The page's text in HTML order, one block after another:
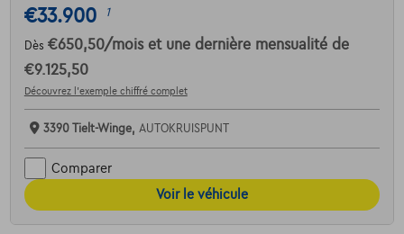
€33.900 1
Dès €650,50/mois et une dernière mensualité de
€9.125,50
Découvrez l’exemple chiffré complet
3390 Tielt-Winge, AUTOKRUISPUNT
Comparer
Voir le véhicule